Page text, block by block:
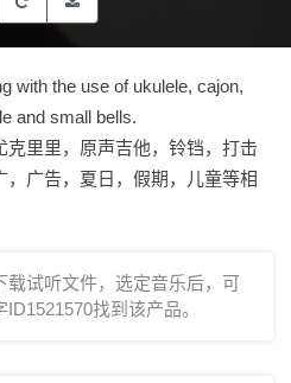
with the use of ukulele, cajon,
and small bells.
里里，原声吉他，铃铛，打击
广告，夏日，假期，儿童等相
载试听文件，选定音乐后，可
找到该产品。